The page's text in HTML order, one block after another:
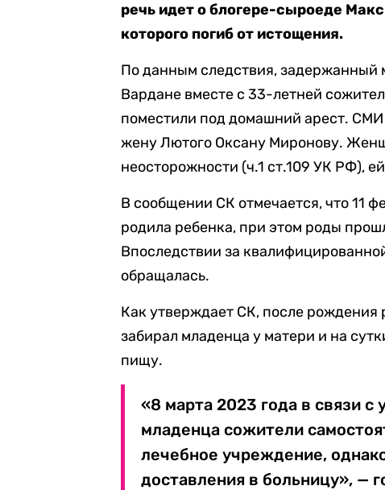
речь идет о блогере-сыроеде
которого погиб от истощения.
По данным следствия, задержанный
Вардане вместе с 33-летней
поместили под домашний арест.
жену Лютого Оксану Миронову.
неосторожности (ч.1 ст.109 УК РФ),
В сообщении СК отмечается, что 11
родила ребенка, при этом роды
Впоследствии за
обращалась.
Как утверждает СК, после рождения
забирал младенца у матери и на
пищу.
«8 марта 2023 года в связи
младенца сожители
лечебное учреждение,
доставления в больницу», —